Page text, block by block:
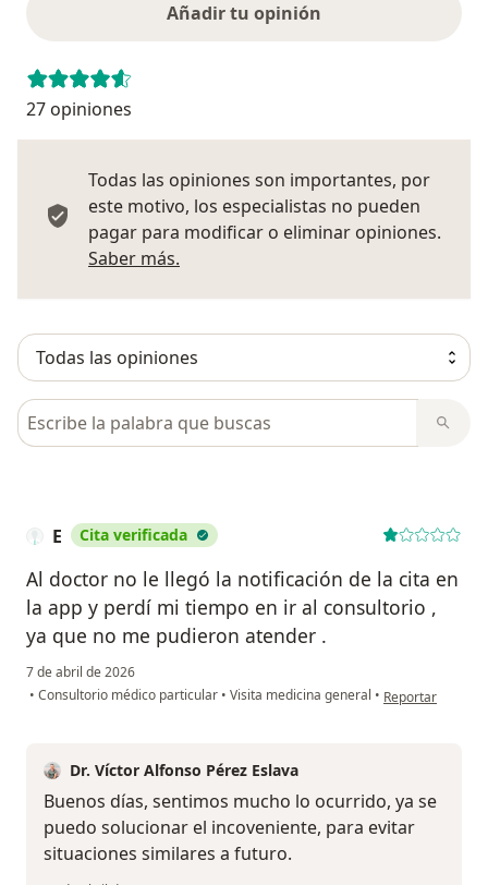
Añadir tu opinión
27 opiniones
Todas las opiniones son importantes, por
este motivo, los especialistas no pueden
pagar para modificar o eliminar opiniones.
Saber más.
Busca en opiniones
E Cita verificada
Al doctor no le llegó la notificación de la cita en
la app y perdí mi tiempo en ir al consultorio ,
ya que no me pudieron atender .
7 de abril de 2026
• Consultorio médico particular • Visita medicina general • en opinión del
Reportar
Dr. Víctor Alfonso Pérez Eslava
Buenos días, sentimos mucho lo ocurrido, ya se
puedo solucionar el incoveniente, para evitar
situaciones similares a futuro.